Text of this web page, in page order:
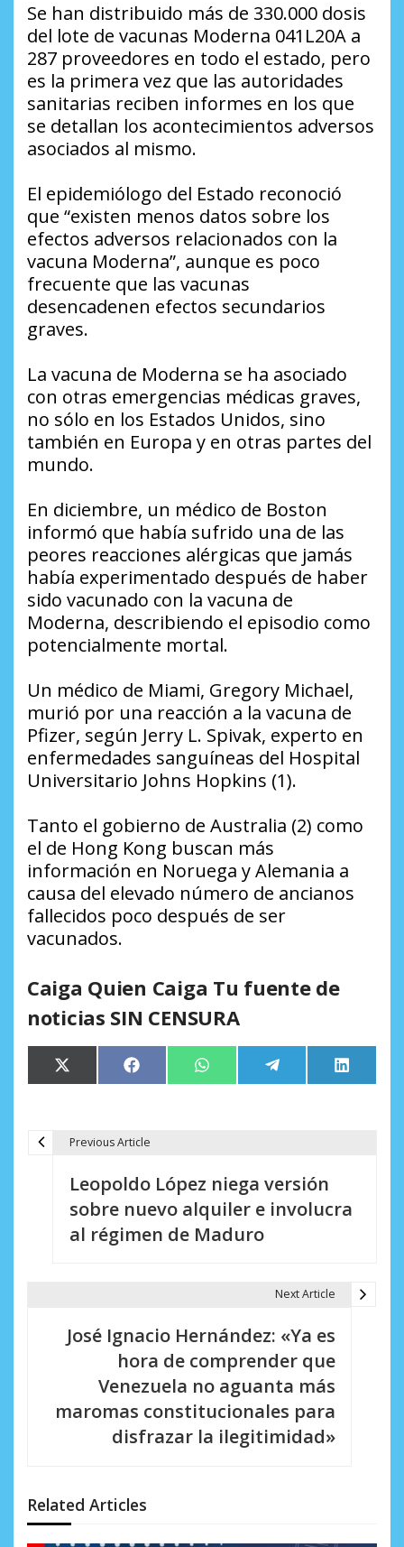
Se han distribuido más de 330.000 dosis
del lote de vacunas Moderna 041L20A a
287 proveedores en todo el estado, pero
es la primera vez que las autoridades
sanitarias reciben informes en los que
se detallan los acontecimientos adversos
asociados al mismo.
El epidemiólogo del Estado reconoció
que “existen menos datos sobre los
efectos adversos relacionados con la
vacuna Moderna”, aunque es poco
frecuente que las vacunas
desencadenen efectos secundarios
graves.
La vacuna de Moderna se ha asociado
con otras emergencias médicas graves,
no sólo en los Estados Unidos, sino
también en Europa y en otras partes del
mundo.
En diciembre, un médico de Boston
informó que había sufrido una de las
peores reacciones alérgicas que jamás
había experimentado después de haber
sido vacunado con la vacuna de
Moderna, describiendo el episodio como
potencialmente mortal.
Un médico de Miami, Gregory Michael,
murió por una reacción a la vacuna de
Pfizer, según Jerry L. Spivak, experto en
enfermedades sanguíneas del Hospital
Universitario Johns Hopkins (1).
Tanto el gobierno de Australia (2) como
el de Hong Kong buscan más
información en Noruega y Alemania a
causa del elevado número de ancianos
fallecidos poco después de ser
vacunados.
Caiga Quien Caiga Tu fuente de
noticias SIN CENSURA
Compartir
en
X
(Twitter)
Compartir
en
Facebook Compartir
en
WhatsApp Compartir
en
Telegram
en
LinkedIn
e
Previous Article
Leopoldo López niega versión
sobre nuevo alquiler e involucra
al régimen de Maduro
Next Article
José Ignacio Hernández: «Ya es
hora de comprender que
Venezuela no aguanta más
maromas constitucionales para
disfrazar la ilegitimidad»
Related Articles